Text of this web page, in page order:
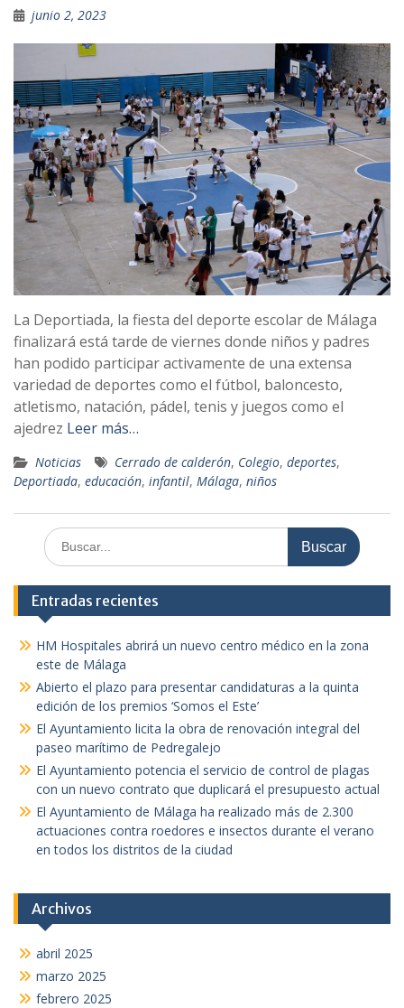
junio 2, 2023
La Deportiada, la fiesta del deporte escolar de Málaga
finalizará está tarde de viernes donde niños y padres
han podido participar activamente de una extensa
variedad de deportes como el fútbol, baloncesto,
atletismo, natación, pádel, tenis y juegos como el
ajedrez Leer más…
Noticias Cerrado de calderón, Colegio, deportes,
Deportiada, educación, infantil, Málaga, niños
Buscar:
Entradas recientes
HM Hospitales abrirá un nuevo centro médico en la zona
este de Málaga
Abierto el plazo para presentar candidaturas a la quinta
edición de los premios ‘Somos el Este’
El Ayuntamiento licita la obra de renovación integral del
paseo marítimo de Pedregalejo
El Ayuntamiento potencia el servicio de control de plagas
con un nuevo contrato que duplicará el presupuesto actual
El Ayuntamiento de Málaga ha realizado más de 2.300
actuaciones contra roedores e insectos durante el verano
en todos los distritos de la ciudad
Archivos
abril 2025
marzo 2025
febrero 2025